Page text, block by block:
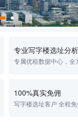
专业写字楼选址分析
专属优租数据中心，
100%真实免佣
写字楼选址客户 全程免